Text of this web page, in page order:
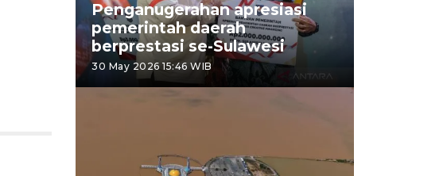
Penganugerahan apresiasi
pemerintah daerah
berprestasi se-Sulawesi
30 May 2026 15:46 WIB